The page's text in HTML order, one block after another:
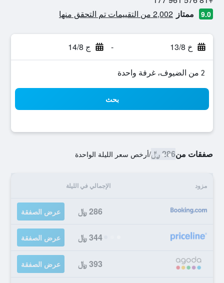
9.0 ممتاز 2,002 من التقييمات تم التحقق منها
خ 13/8 - ج 14/8
2 من الضيوف، غرفة واحدة
بحث
صفقات من286 ﷼ /أرخص سعر الليلة الواحدة
مزود الإجمالي في الليلة
286 ﷼ عرض الصفقة
344 ﷼ عرض الصفقة
393 ﷼ عرض الصفقة